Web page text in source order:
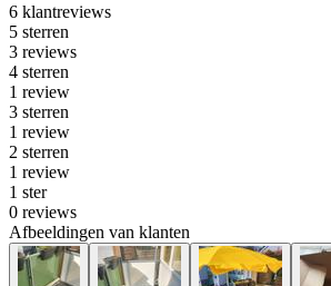
6 klantreviews
5 sterren
3 reviews
4 sterren
1 review
3 sterren
1 review
2 sterren
1 review
1 ster
0 reviews
Afbeeldingen van klanten